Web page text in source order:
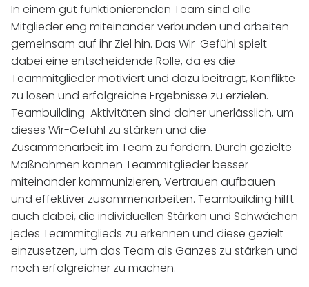
In einem gut funktionierenden Team sind alle
Mitglieder eng miteinander verbunden und arbeiten
gemeinsam auf ihr Ziel hin. Das Wir-Gefühl spielt
dabei eine entscheidende Rolle, da es die
Teammitglieder motiviert und dazu beiträgt, Konflikte
zu lösen und erfolgreiche Ergebnisse zu erzielen.
Teambuilding-Aktivitäten sind daher unerlässlich, um
dieses Wir-Gefühl zu stärken und die
Zusammenarbeit im Team zu fördern. Durch gezielte
Maßnahmen können Teammitglieder besser
miteinander kommunizieren, Vertrauen aufbauen
und effektiver zusammenarbeiten. Teambuilding hilft
auch dabei, die individuellen Stärken und Schwächen
jedes Teammitglieds zu erkennen und diese gezielt
einzusetzen, um das Team als Ganzes zu stärken und
noch erfolgreicher zu machen.